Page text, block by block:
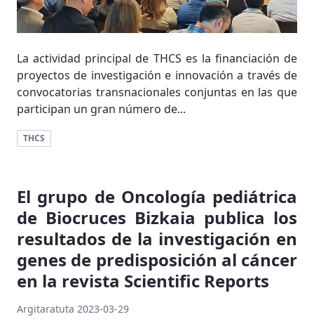
La actividad principal de THCS es la financiación de
proyectos de investigación e innovación a través de
convocatorias transnacionales conjuntas en las que
participan un gran número de...
THCS
El grupo de Oncología pediátrica
de Biocruces Bizkaia publica los
resultados de la investigación en
genes de predisposición al cáncer
en la revista Scientific Reports
Argitaratuta 2023-03-29